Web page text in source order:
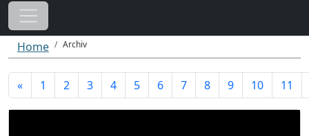
Home Archiv
« 1 2 3 4 5 6 7 8 9 10 11